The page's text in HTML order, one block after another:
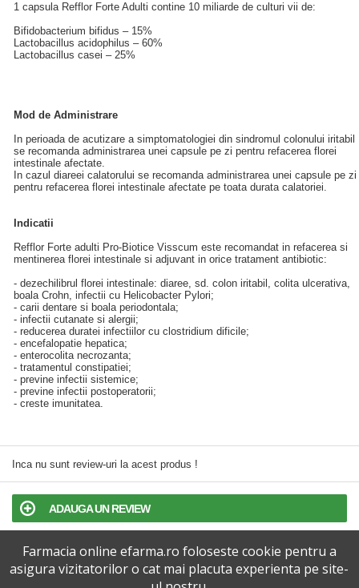
1 capsula Refflor Forte Adulti contine 10 miliarde de culturi vii de:
Bifidobacterium bifidus – 15%
Lactobacillus acidophilus – 60%
Lactobacillus casei – 25%
Mod de Administrare
In perioada de acutizare a simptomatologiei din sindromul colonului iritabil
se recomanda administrarea unei capsule pe zi pentru refacerea florei
intestinale afectate.
In cazul diareei calatorului se recomanda administrarea unei capsule pe zi
pentru refacerea florei intestinale afectate pe toata durata calatoriei.
Indicatii
Refflor Forte adulti Pro-Biotice Visscum este recomandat in refacerea si
mentinerea florei intestinale si adjuvant in orice tratament antibiotic:
- dezechilibrul florei intestinale: diaree, sd. colon iritabil, colita ulcerativa,
boala Crohn, infectii cu Helicobacter Pylori;
- carii dentare si boala periodontala;
- infectii cutanate si alergii;
- reducerea duratei infectiilor cu clostridium dificile;
- encefalopatie hepatica;
- enterocolita necrozanta;
- tratamentul constipatiei;
- previne infectii sistemice;
- previne infectii postoperatorii;
- creste imunitatea.
Inca nu sunt review-uri la acest produs !
ADAUGA UN REVIEW
TERMENI SI CONDITII
Farmacia online efarma.ro foloseste cookie pentru a
asigura vizitatorilor o cat mai placuta experienta pe site-